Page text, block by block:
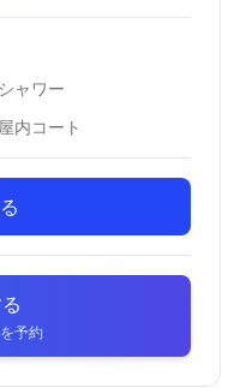
シャワー
屋内コート
予約